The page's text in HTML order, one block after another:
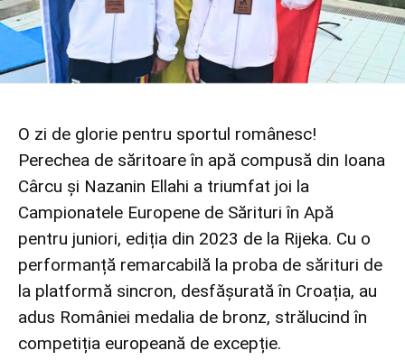
O zi de glorie pentru sportul românesc!
Perechea de săritoare în apă compusă din Ioana
Cârcu și Nazanin Ellahi a triumfat joi la
Campionatele Europene de Sărituri în Apă
pentru juniori, ediția din 2023 de la Rijeka. Cu o
performanță remarcabilă la proba de sărituri de
la platformă sincron, desfășurată în Croația, au
adus României medalia de bronz, strălucind în
competiția europeană de excepție.